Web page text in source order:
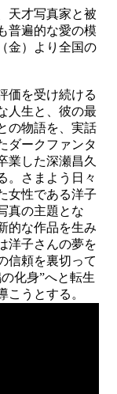
天才写真家と被
普遍的な愛の模
金）より全国の
価を受け続ける
人生と、彼の最
の物語を、実話
ダークファンタ
業した深瀬昌久
。さまよう日々
女性である洋子
真の主題とな
的な作品を生み
洋子さんの夢を
信頼を裏切って
化身”へと転生
こうとする。